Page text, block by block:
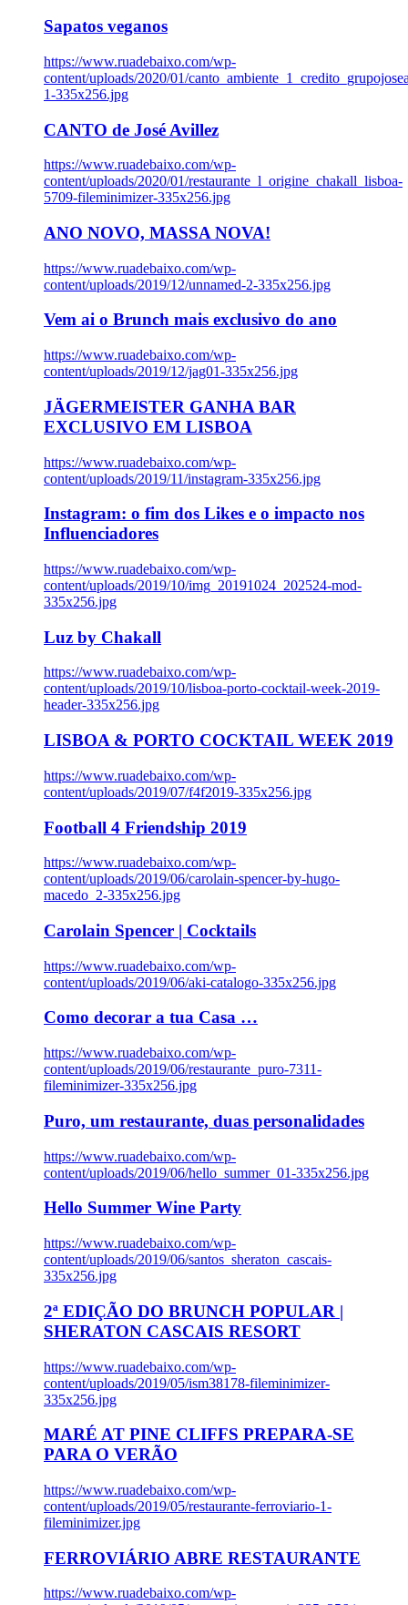
Sapatos veganos
https://www.ruadebaixo.com/wp-
content/uploads/2020/01/
1-335x256.jpg
CANTO de José Avillez
https://www.ruadebaixo.com/wp-
content/uploads/2020/01/restaurante_l_origine_chakall_lisboa-
5709-fileminimizer-335x256.jpg
ANO NOVO, MASSA NOVA!
https://www.ruadebaixo.com/wp-
content/uploads/2019/12/unnamed-2-335x256.jpg
Vem ai o Brunch mais exclusivo do ano
https://www.ruadebaixo.com/wp-
content/uploads/2019/12/jag01-335x256.jpg
JÄGERMEISTER GANHA BAR
EXCLUSIVO EM LISBOA
https://www.ruadebaixo.com/wp-
content/uploads/2019/11/instagram-335x256.jpg
Instagram: o fim dos Likes e o impacto nos
Influenciadores
https://www.ruadebaixo.com/wp-
content/uploads/2019/10/img_20191024_202524-mod-
335x256.jpg
Luz by Chakall
https://www.ruadebaixo.com/wp-
content/uploads/2019/10/lisboa-porto-cocktail-week-2019-
header-335x256.jpg
LISBOA & PORTO COCKTAIL WEEK 2019
https://www.ruadebaixo.com/wp-
content/uploads/2019/07/f4f2019-335x256.jpg
Football 4 Friendship 2019
https://www.ruadebaixo.com/wp-
content/uploads/2019/06/carolain-spencer-by-hugo-
macedo_2-335x256.jpg
Carolain Spencer | Cocktails
https://www.ruadebaixo.com/wp-
content/uploads/2019/06/aki-catalogo-335x256.jpg
Como decorar a tua Casa …
https://www.ruadebaixo.com/wp-
content/uploads/2019/06/restaurante_puro-7311-
fileminimizer-335x256.jpg
Puro, um restaurante, duas personalidades
https://www.ruadebaixo.com/wp-
content/uploads/2019/06/hello_summer_01-335x256.jpg
Hello Summer Wine Party
https://www.ruadebaixo.com/wp-
content/uploads/2019/06/santos_sheraton_cascais-
335x256.jpg
2ª EDIÇÃO DO BRUNCH POPULAR |
SHERATON CASCAIS RESORT
https://www.ruadebaixo.com/wp-
content/uploads/2019/05/ism38178-fileminimizer-
335x256.jpg
MARÉ AT PINE CLIFFS PREPARA-SE
PARA O VERÃO
https://www.ruadebaixo.com/wp-
content/uploads/2019/05/restaurante-ferroviario-1-
fileminimizer.jpg
FERROVIÁRIO ABRE RESTAURANTE
https://www.ruadebaixo.com/wp-